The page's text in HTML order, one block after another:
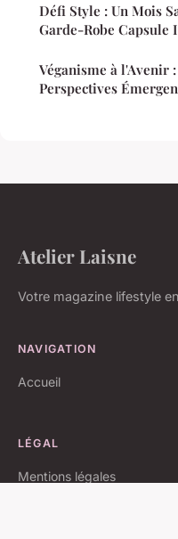
Défi Style : Un Mois
Garde-Robe Capsule
Véganisme à l'Avenir
Perspectives
Atelier Laisne
Votre magazine lifestyle
NAVIGATION
Accueil
LÉGAL
Mentions légales